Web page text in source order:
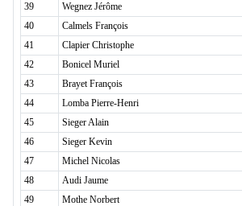
39
Wegnez Jérôme
40
Calmels François
41
Clapier Christophe
42
Bonicel Muriel
43
Brayet François
44
Lomba Pierre-Henri
45
Sieger Alain
46
Sieger Kevin
47
Michel Nicolas
48
Audi Jaume
49
Mothe Norbert